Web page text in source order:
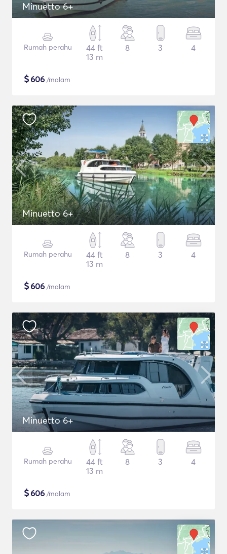
Minuetto 6+
Rumah perahu
44 ft
13 m
8 3 4
$606 /malam
Minuetto 6+
Rumah perahu
44 ft
13 m
8 3 4
$606 /malam
Minuetto 6+
Rumah perahu
44 ft
13 m
8 3 4
$606 /malam